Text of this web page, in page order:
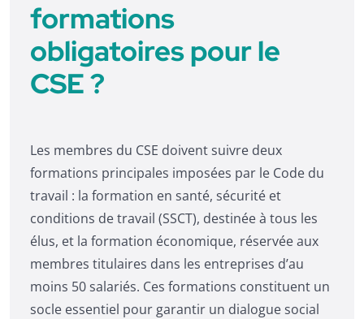
formations
obligatoires pour le
CSE ?
Les membres du CSE doivent suivre deux
formations principales imposées par le Code du
travail : la formation en santé, sécurité et
conditions de travail (SSCT), destinée à tous les
élus, et la formation économique, réservée aux
membres titulaires dans les entreprises d’au
moins 50 salariés. Ces formations constituent un
socle essentiel pour garantir un dialogue social